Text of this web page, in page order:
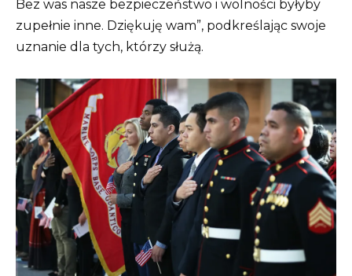
Bez was nasze bezpieczeństwo i wolności byłyby
zupełnie inne. Dziękuję wam”, podkreślając swoje
uznanie dla tych, którzy służą.